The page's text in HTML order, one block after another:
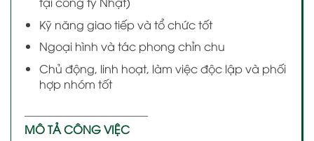
Kỹ năng giao tiếp và tổ chức tốt
Ngoại hình và tác phong chỉn chu
Chủ động, linh hoạt, làm việc độc lập và phối
hợp nhóm tốt
———————————
MÔ TẢ CÔNG VIỆC